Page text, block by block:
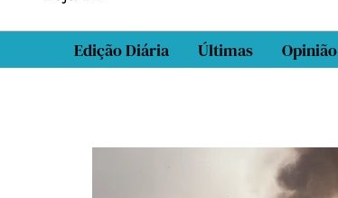
Edição Diária Últimas Opinião